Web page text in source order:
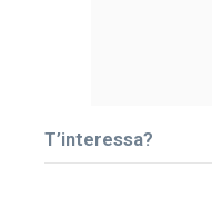
T’interessa?